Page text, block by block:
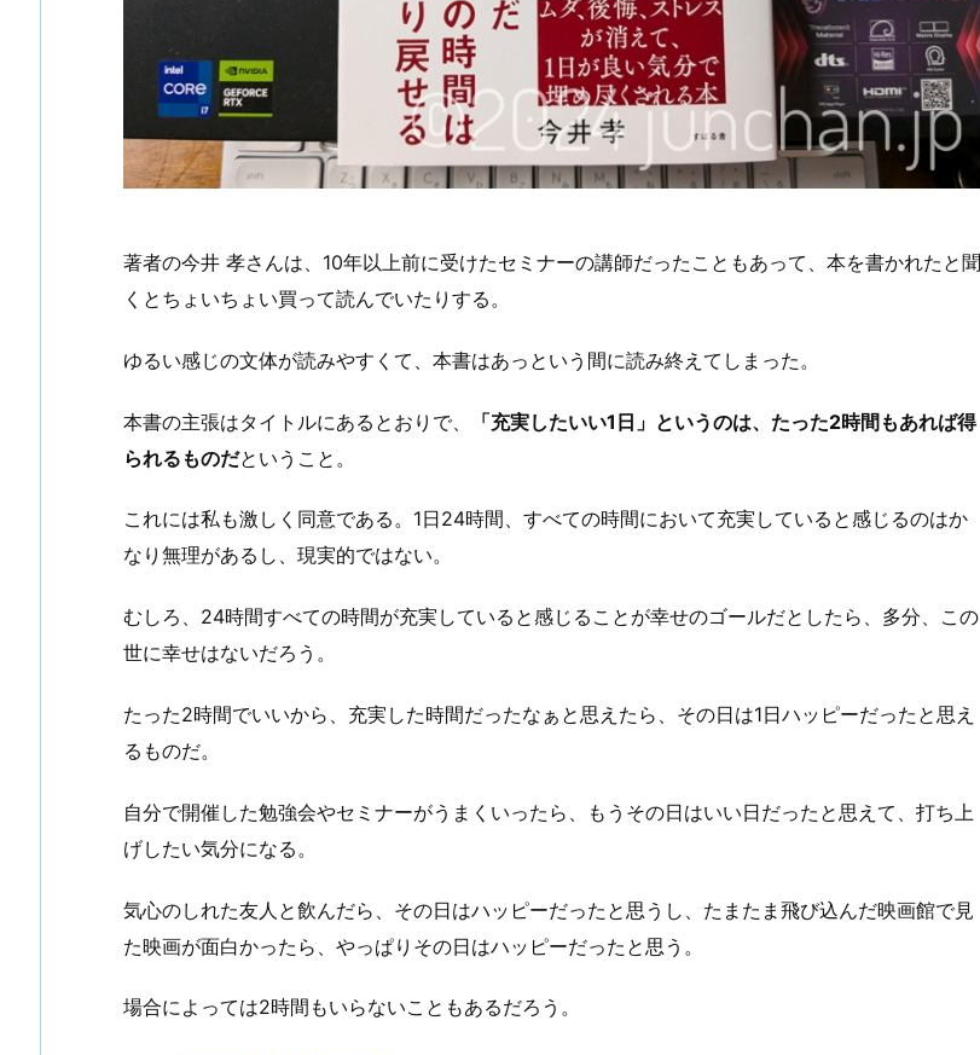
著者の今井 孝さんは、10年以上前に受けたセミナーの講師だったこともあって、本を書かれたと聞
くとちょいちょい買って読んでいたりする。
ゆるい感じの文体が読みやすくて、本書はあっという間に読み終えてしまった。
本書の主張はタイトルにあるとおりで、
「充実したいい1日」というのは、たった2時間もあれば得
られるものだということ。
これには私も激しく同意である。1日24時間、すべての時間において充実していると感じるのはか
なり無理があるし、現実的ではない。
むしろ、24時間すべての時間が充実していると感じることが幸せのゴールだとしたら、多分、この
世に幸せはないだろう。
たった2時間でいいから、充実した時間だったなぁと思えたら、その日は1日ハッピーだったと思え
るものだ。
自分で開催した勉強会やセミナーがうまくいったら、もうその日はいい日だったと思えて、打ち上
げしたい気分になる。
気心のしれた友人と飲んだら、その日はハッピーだったと思うし、たまたま飛び込んだ映画館で見
た映画が面白かったら、やっぱりその日はハッピーだったと思う。
場合によっては2時間もいらないこともあるだろう。